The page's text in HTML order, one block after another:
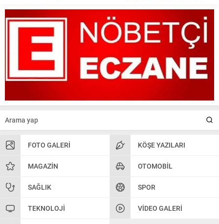
FOTO GALERI KÖŞE YAZILARI
MAGAZIN OTOMOBIL
SAĞLIK SPOR
TEKNOLOJI VIDEO GALERI